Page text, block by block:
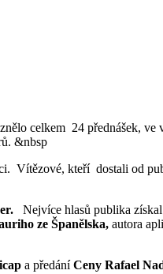
celkem 24 přednášek,
&nbsp
Vítězové, kteří dostali od
Nejvíce hlasů publika získal
ze Španělska, autora
a předáníCeny Rafael